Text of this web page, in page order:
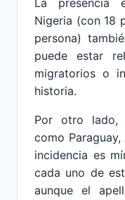
La presencia
Nigeria (con 18
persona)
puede estar
migratorios o
historia.
Por otro lado,
como
incidencia es
cada uno de
aunque el